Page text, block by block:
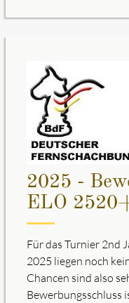
2025 -
ELO
Für das Turnier 2nd
2025 liegen noch
Chancen sind also
Bewerbungsschluss